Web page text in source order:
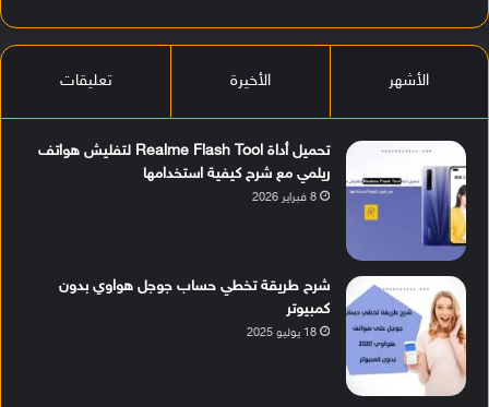
الأشهر الأخيرة تعليقات
تحميل أداة Realme Flash Tool لتفليش هواتف
ريلمي مع شرح كيفية استخدامها
8 فبراير 2026
شرح طريقة تخطي حساب جوجل هواوي بدون
كمبيوتر
18 يوليو 2025